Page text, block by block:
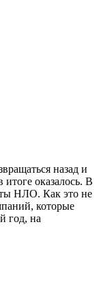
назад и
оказалось. В
НЛО. Как это не
которые
год, на